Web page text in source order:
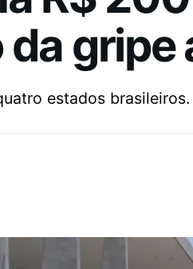
gripe
estados brasileiros.